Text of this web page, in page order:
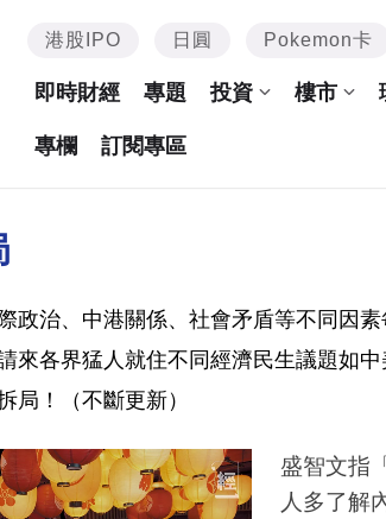
港股IPO 日圓 Pokemon卡
即時財經 專題 投資 樓市
專欄 訂閱專區
政治、中港關係、社會矛盾等不同因
來各界猛人就住不同經濟民生議題如
局！（不斷更新）
盛智文指
人多了解